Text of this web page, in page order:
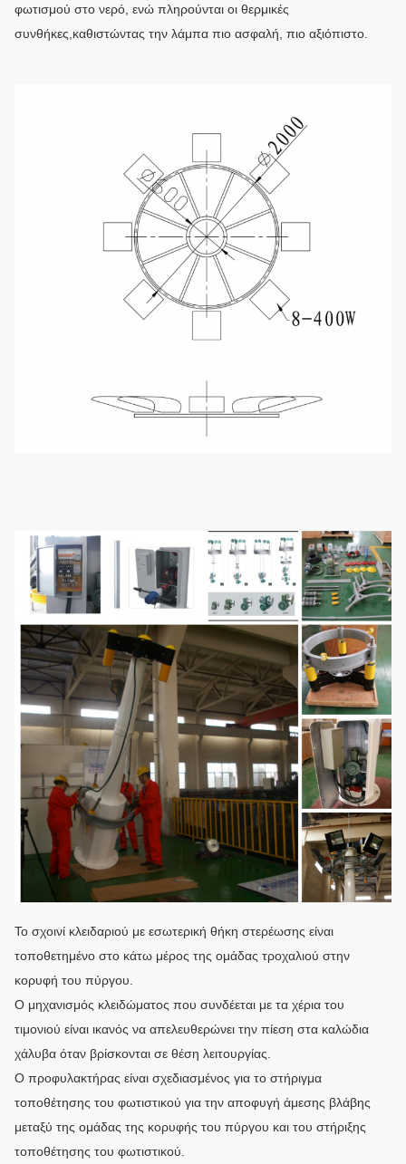
φωτισμού στο νερό, ενώ πληρούνται οι θερμικές
συνθήκες,καθιστώντας την λάμπα πιο ασφαλή, πιο αξιόπιστο.
Το σχοινί κλειδαριού με εσωτερική θήκη στερέωσης είναι
τοποθετημένο στο κάτω μέρος της ομάδας τροχαλιού στην
κορυφή του πύργου.
Ο μηχανισμός κλειδώματος που συνδέεται με τα χέρια του
τιμονιού είναι ικανός να απελευθερώνει την πίεση στα καλώδια
χάλυβα όταν βρίσκονται σε θέση λειτουργίας.
Ο προφυλακτήρας είναι σχεδιασμένος για το στήριγμα
τοποθέτησης του φωτιστικού για την αποφυγή άμεσης βλάβης
μεταξύ της ομάδας της κορυφής του πύργου και του στήριξης
τοποθέτησης του φωτιστικού.